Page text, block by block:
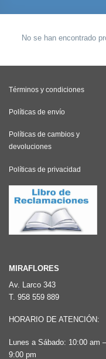
No se han encontrado
Términos y condiciones
Políticas de envío
Políticas de cambios y
devoluciones
Políticas de privacidad
MIRAFLORES
Av. Larco 343
T. 958 559 889
HORARIO DE ATENCIÓN:
Lunes a Sábado: 10:00 am –
9:00 pm